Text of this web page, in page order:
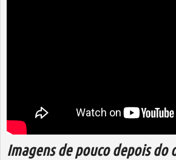
Imagens de pouco depois